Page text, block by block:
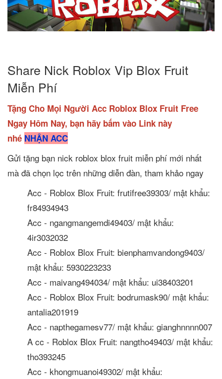
Share Nick Roblox Vip Blox Fruit
Miễn Phí
Tặng Cho Mọi Người Acc Roblox Blox Fruit Free
Ngay Hôm Nay, bạn hãy bấm vào Link này
nhé NHẬN ACC
Gửi tặng bạn nick roblox blox fruit miễn phí mới nhất
mà đã chọn lọc trên những diễn đàn, tham khảo ngay
Acc - Roblox Blox Fruit: frutifree39303/ mật khẩu:
fr84934943
Acc - ngangmangemdi49403/ mật khẩu:
4ir3032032
Acc - Roblox Blox Fruit: bienphamvandong9403/
mật khẩu: 5930223233
Acc - maivang494034/ mật khẩu: ui38403201
Acc - Roblox Blox Fruit: bodrumask90/ mật khẩu:
antalia201919
Acc - napthegamesv77/ mật khẩu: gianghnnnn007
A cc - Roblox Blox Fruit: nangtho49403/ mật khẩu:
tho393245
Acc - khongmuanoi49302/ mật khẩu: